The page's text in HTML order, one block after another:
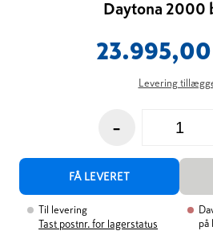
Daytona 2000
23.995,00
Levering
-
FÅ LEVERET
Til levering
Tast postnr. for lagerstatus
på